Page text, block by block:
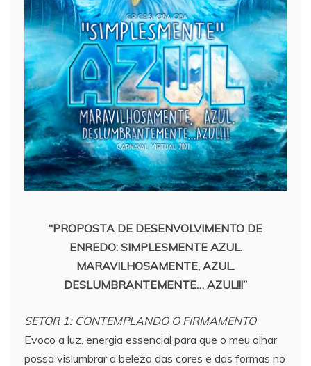
“PROPOSTA DE DESENVOLVIMENTO DE
ENREDO: SIMPLESMENTE AZUL.
MARAVILHOSAMENTE, AZUL.
DESLUMBRANTEMENTE… AZUL!!!”
SETOR 1: CONTEMPLANDO O FIRMAMENTO
Evoco a luz, energia essencial para que o meu olhar
possa vislumbrar a beleza das cores e das formas no